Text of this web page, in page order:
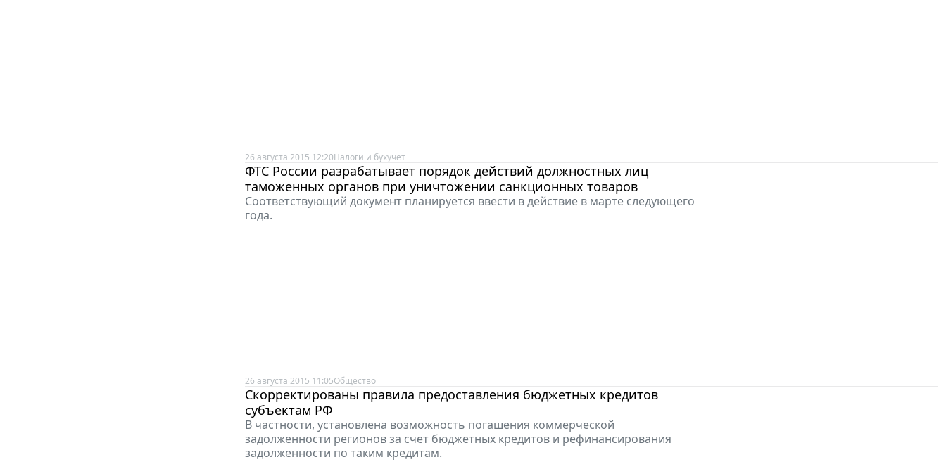
26 августа 2015 12:20Налоги и бухучет
ФТС России разрабатывает порядок действий должностных лиц
таможенных органов при уничтожении санкционных товаров
Соответствующий документ планируется ввести в действие в марте следующего
года.
26 августа 2015 11:05Общество
Скорректированы правила предоставления бюджетных кредитов
субъектам РФ
В частности, установлена возможность погашения коммерческой
задолженности регионов за счет бюджетных кредитов и рефинансирования
задолженности по таким кредитам.